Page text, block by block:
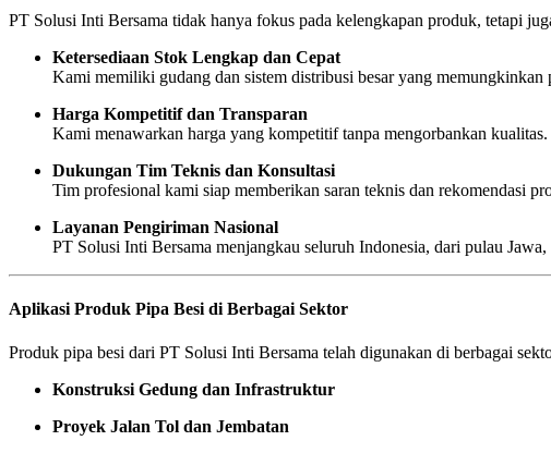
PT Solusi Inti Bersama tidak hanya fokus pada kelengkapan produk, tetapi
Ketersediaan Stok Lengkap dan Cepat
Kami memiliki gudang dan sistem distribusi besar yang
Harga Kompetitif dan Transparan
Kami menawarkan harga yang kompetitif tanpa mengorbankan
Dukungan Tim Teknis dan Konsultasi
Tim profesional kami siap memberikan saran teknis dan rekomendasi
Layanan Pengiriman Nasional
PT Solusi Inti Bersama menjangkau seluruh Indonesia, dari pulau
Aplikasi Produk Pipa Besi di Berbagai Sektor
Produk pipa besi dari PT Solusi Inti Bersama telah digunakan di berbagai
Konstruksi Gedung dan Infrastruktur
Proyek Jalan Tol dan Jembatan